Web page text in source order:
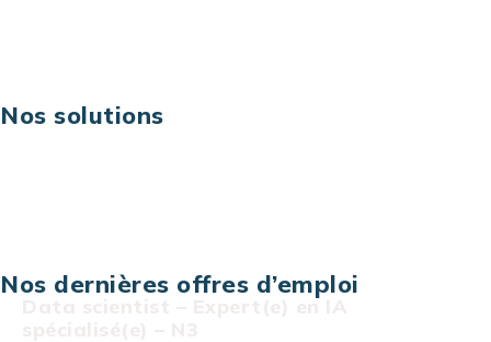
Nos solutions
Nos dernières offres d’emploi
Data scientist – Expert(e) en IA